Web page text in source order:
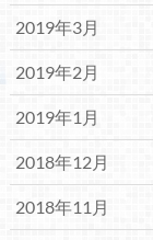
2019年3月
2019年2月
2019年1月
2018年12月
2018年11月